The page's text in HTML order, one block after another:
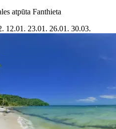
atpūta Fanthieta
12.01. 23.01. 26.01. 30.03.